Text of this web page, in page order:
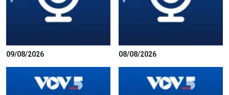
09/08/2026 08/08/2026